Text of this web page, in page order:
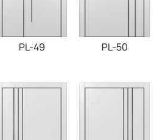
PL-49 PL-50